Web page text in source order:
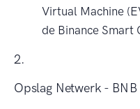
Virtual Machine
de Binance Smart
2.
Opslag Netwerk -